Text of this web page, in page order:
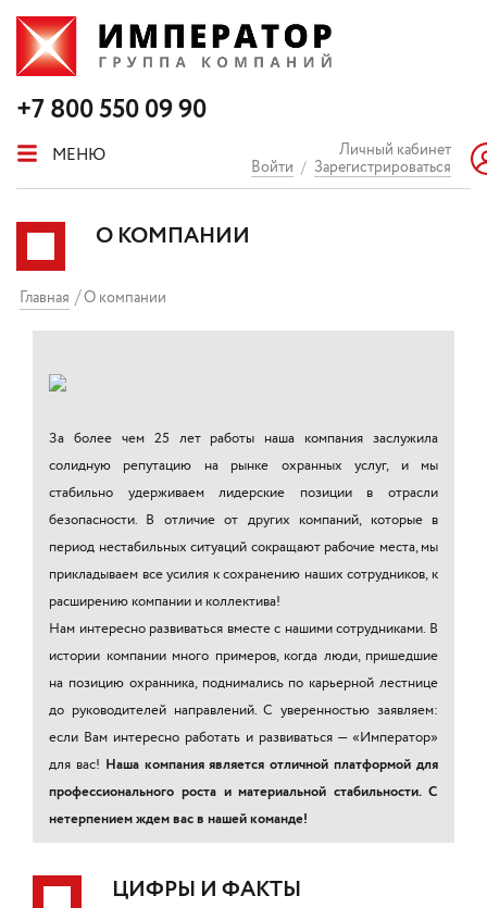
+7 800 550 09 90
МЕНЮ
Личный кабинет
Войти / Зарегистрироваться
О КОМПАНИИ
Главная О компании
За более чем 25 лет работы наша компания заслужила
солидную репутацию на рынке охранных услуг, и мы
стабильно удерживаем лидерские позиции в отрасли
безопасности. В отличие от других компаний, которые в
период нестабильных ситуаций сокращают рабочие места, мы
прикладываем все усилия к сохранению наших сотрудников, к
расширению компании и коллектива!
Нам интересно развиваться вместе с нашими сотрудниками. В
истории компании много примеров, когда люди, пришедшие
на позицию охранника, поднимались по карьерной лестнице
до руководителей направлений. С уверенностью заявляем:
если Вам интересно работать и развиваться — «Император»
для вас! Наша компания является отличной платформой для
профессионального роста и материальной стабильности. С
нетерпением ждем вас в нашей команде!
ЦИФРЫ И ФАКТЫ